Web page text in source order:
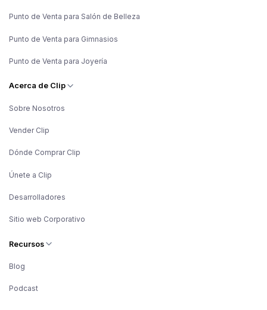
Punto de Venta para Salón de Belleza
Punto de Venta para Gimnasios
Punto de Venta para Joyería
Acerca de Clip
Sobre Nosotros
Vender Clip
Dónde Comprar Clip
Únete a Clip
Desarrolladores
Sitio web Corporativo
Recursos
Blog
Podcast